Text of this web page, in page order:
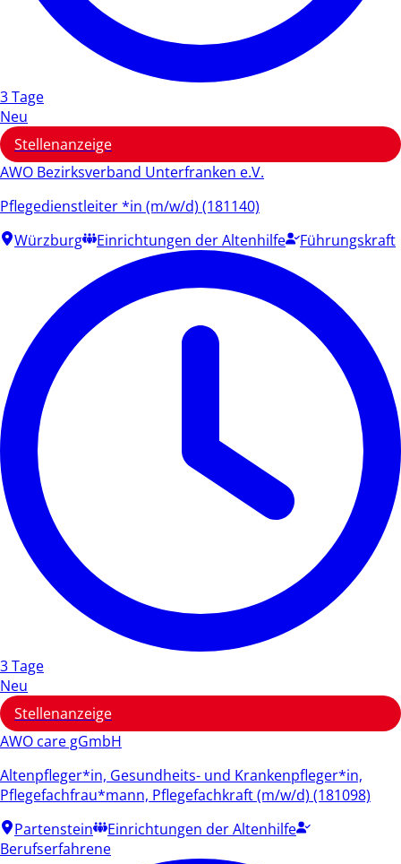
3 Tage
Neu
Stellenanzeige
AWO Bezirksverband Unterfranken e.V.
Pflegedienstleiter *in (m/w/d) (181140)
Würzburg
Einrichtungen der Altenhilfe Führungskraft
3 Tage
Neu
Stellenanzeige
AWO care gGmbH
Altenpfleger*in, Gesundheits- und Krankenpfleger*in,
Pflegefachfrau*mann, Pflegefachkraft (m/w/d) (181098)
Partenstein
Einrichtungen der Altenhilfe
Berufserfahrene